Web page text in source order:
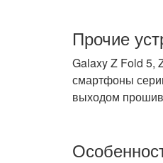
Прочие
Galaxy Z Fold 5,
смартфоны
выходом